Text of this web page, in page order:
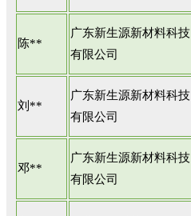
陈**
广东新生源新材料科技
有限公司
刘**
广东新生源新材料科技
有限公司
邓**
广东新生源新材料科技
有限公司